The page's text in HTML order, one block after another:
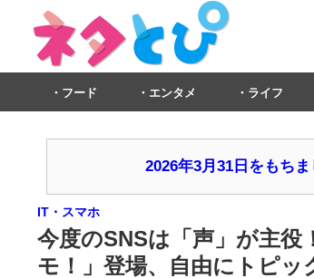
フード エンタメ ライフ
2026年3月31日をもち
IT・スマホ
今度のSNSは「声」が主
モ！」登場、自由にトピッ